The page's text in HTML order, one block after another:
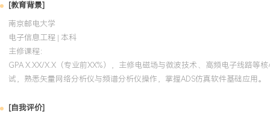
[教育背景]
南京邮电大学
电子信息工程 | 本科
主修课程：
GPA X.XX/X.X（专业前XX%），主修电磁场与微波技术、高频电子线路
试，熟悉矢量网络分析仪与频谱分析仪操作，掌握ADS仿真软件基础应用。
[自我评价]